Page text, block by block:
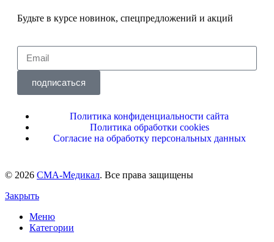
Будьте в курсе новинок, спецпредложений и акций
подписаться
Политика конфиденциальности сайта
Политика обработки cookies
Согласие на обработку персональных данных
© 2026 СМА-Медикал. Все права защищены
Закрыть
Меню
Категории